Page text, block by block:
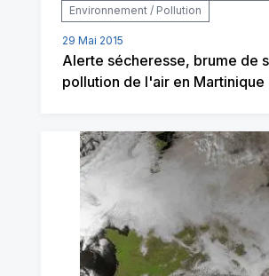
Environnement / Pollution
29 Mai 2015
Alerte sécheresse, brume de
pollution de l'air en Martinique